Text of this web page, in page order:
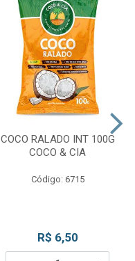
COCO RALADO INT 100G
COCO & CIA
Código: 6715
R$ 6,50